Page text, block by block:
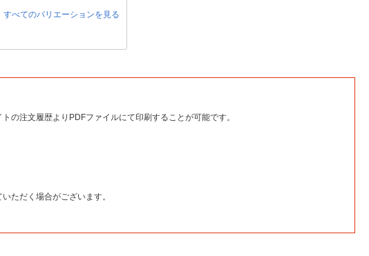
すべてのバリエーションを見る
の注文履歴よりPDFファイルにて印刷することが可能です。
ただく場合がございます。